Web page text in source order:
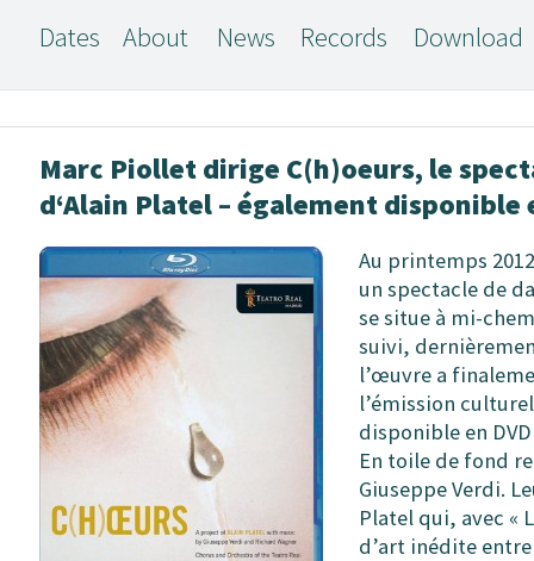
Dates About News Records Download
Marc Piollet dirige C(h)oeurs, le
d‘Alain Platel – également disponible
Au printemps
un spectacle de
se situe à mi-
suivi,
l’œuvre a
l’émission
disponible en
En toile de fond
Giuseppe Verdi.
Platel qui, avec «
d’art inédite